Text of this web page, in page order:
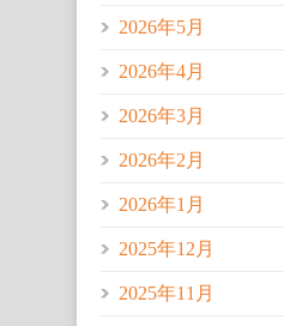
2026年5月
2026年4月
2026年3月
2026年2月
2026年1月
2025年12月
2025年11月